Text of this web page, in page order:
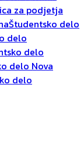
za podjetja
Študentsko delo
delo
delo
delo Nova
delo